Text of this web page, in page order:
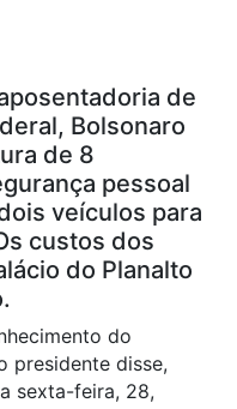
de
Bolsonaro
de 8
pessoal
veículos para
custos dos
do Planalto
do
presidente disse,
sexta-feira, 28,